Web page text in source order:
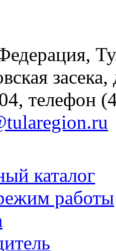
телефон
каталог
работы